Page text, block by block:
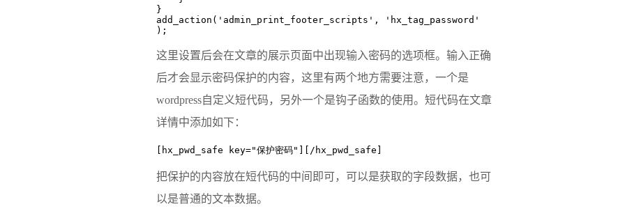
}
add_action('admin_print_footer_scripts', 'hx_tag_password'
);
这里设置后会在文章的展示页面中出现输入密码的选项框。输入正确
后才会显示密码保护的内容，这里有两个地方需要注意，一个是
wordpress自定义短代码 ，另外一个是钩子函数的使用。短代码在文章
详情中添加如下：
[hx_pwd_safe key="保护密码"][/hx_pwd_safe]
把保护的内容放在短代码的中间即可，可以是获取的字段数据，也可
以是普通的文本数据。